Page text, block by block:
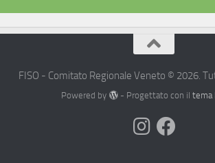
FISO - Comitato Regionale Veneto © 2026.
Powered by - Progettato con il tema